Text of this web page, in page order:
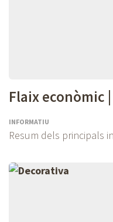
Flaix econòmic
INFORMATIU
Resum dels principals